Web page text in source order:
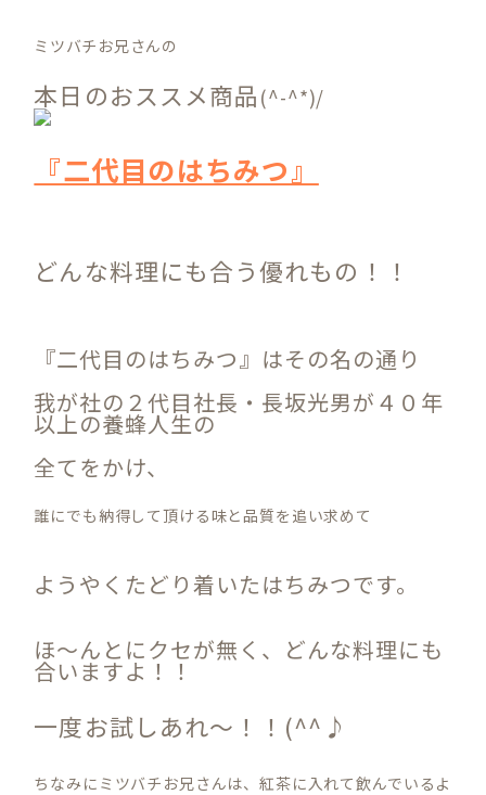
ミツバチお兄さんの
本日のおススメ商品 (^-^*)/
『二代目のはちみつ』
どんな料理にも合う優れもの！！
『二代目のはちみつ』はその名の通り
我が社の２代目社長・長坂光男が４０年
以上の養蜂人生の
全てをかけ、
誰にでも納得して頂ける味と品質を追い求めて
ようやくたどり着いたはちみつです。
ほ～んとにクセが無く、どんな料理にも
合いますよ！！
一度お試しあれ～！！(^^♪
ちなみにミツバチお兄さんは、紅茶に入れて飲んでいるよ